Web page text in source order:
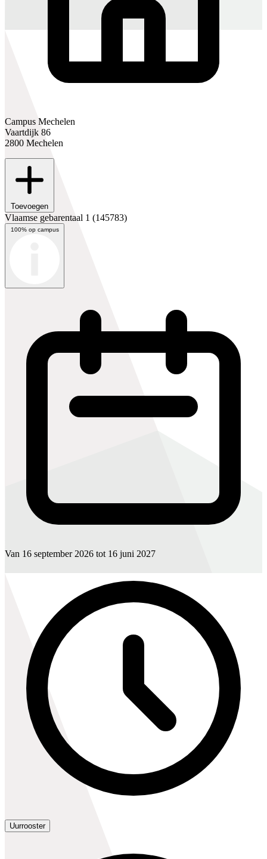
Campus Mechelen
Vaartdijk 86
2800 Mechelen
Toevoegen
Vlaamse gebarentaal 1 (145783)
100% op campus
Van 16 september 2026 tot 16 juni 2027
Uurrooster